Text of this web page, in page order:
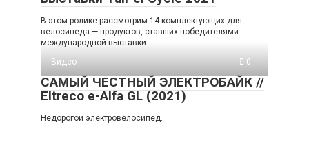
В этом ролике рассмотрим 14 комплектующих для
велосипеда — продуктов, ставших победителями
международной выставки
Видео
0
САМЫЙ ЧЕСТНЫЙ ЭЛЕКТРОБАЙК //
Eltreco e-Alfa GL (2021)
Недорогой электровелосипед.